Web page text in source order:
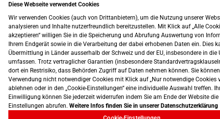
Diese Webseite verwendet Cookies
Wir verwenden Cookies (auch von Drittanbietern), um die Nutzung unserer
analysieren und Inhalte nutzerfreundlich bereitzustellen. Mit Klick auf „Alle
akzeptieren“ willigen Sie in die Speicherung und Abrufung Auswertung von
Ihrem Endgerät sowie in die Verarbeitung der dabei erhobenen Daten ein. Dies
Übermittlung in Länder ausserhalb der Schweiz und der EU, insbesondere in die
umfassen. Trotz vertraglicher Garantien (insbesondere
dort ein Restrisiko, dass Behörden Zugriff auf Daten nehmen können. Sie
Verwendung nicht notwendiger Cookies mit Klick auf „Nur notwendige Cookies
ablehnen oder in den „Cookie-Einstellungen“ eine individuelle Auswahl treffen.
Einwilligung können Sie jederzeit widerrufen indem Sie am Ende der Website die
Einstellungen abrufen. Weitere Infos finden Sie in unserer Datenschutzerklärung